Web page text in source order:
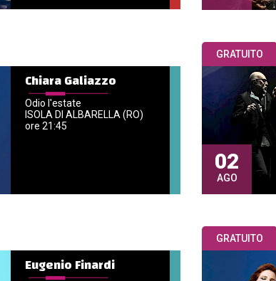
Chiara Galiazzo
Odio l'estate
ISOLA DI ALBARELLA (RO)
ore 21:45
GRATUITO
02
AGO
Eugenio Finardi
GRATUITO